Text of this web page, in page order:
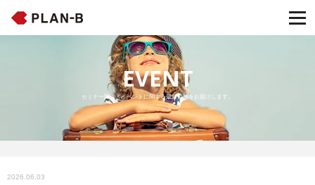
EVENT
セミナー開催・イベントに関する最新情報をお届けします。
2026.06.03